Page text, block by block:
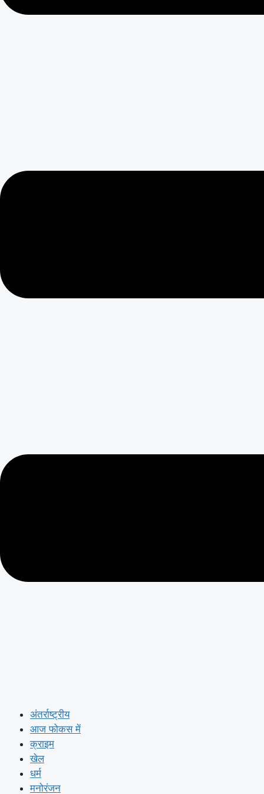
अंतर्राष्ट्रीय
आज फोकस में
क्राइम
खेल
धर्म
मनोरंजन